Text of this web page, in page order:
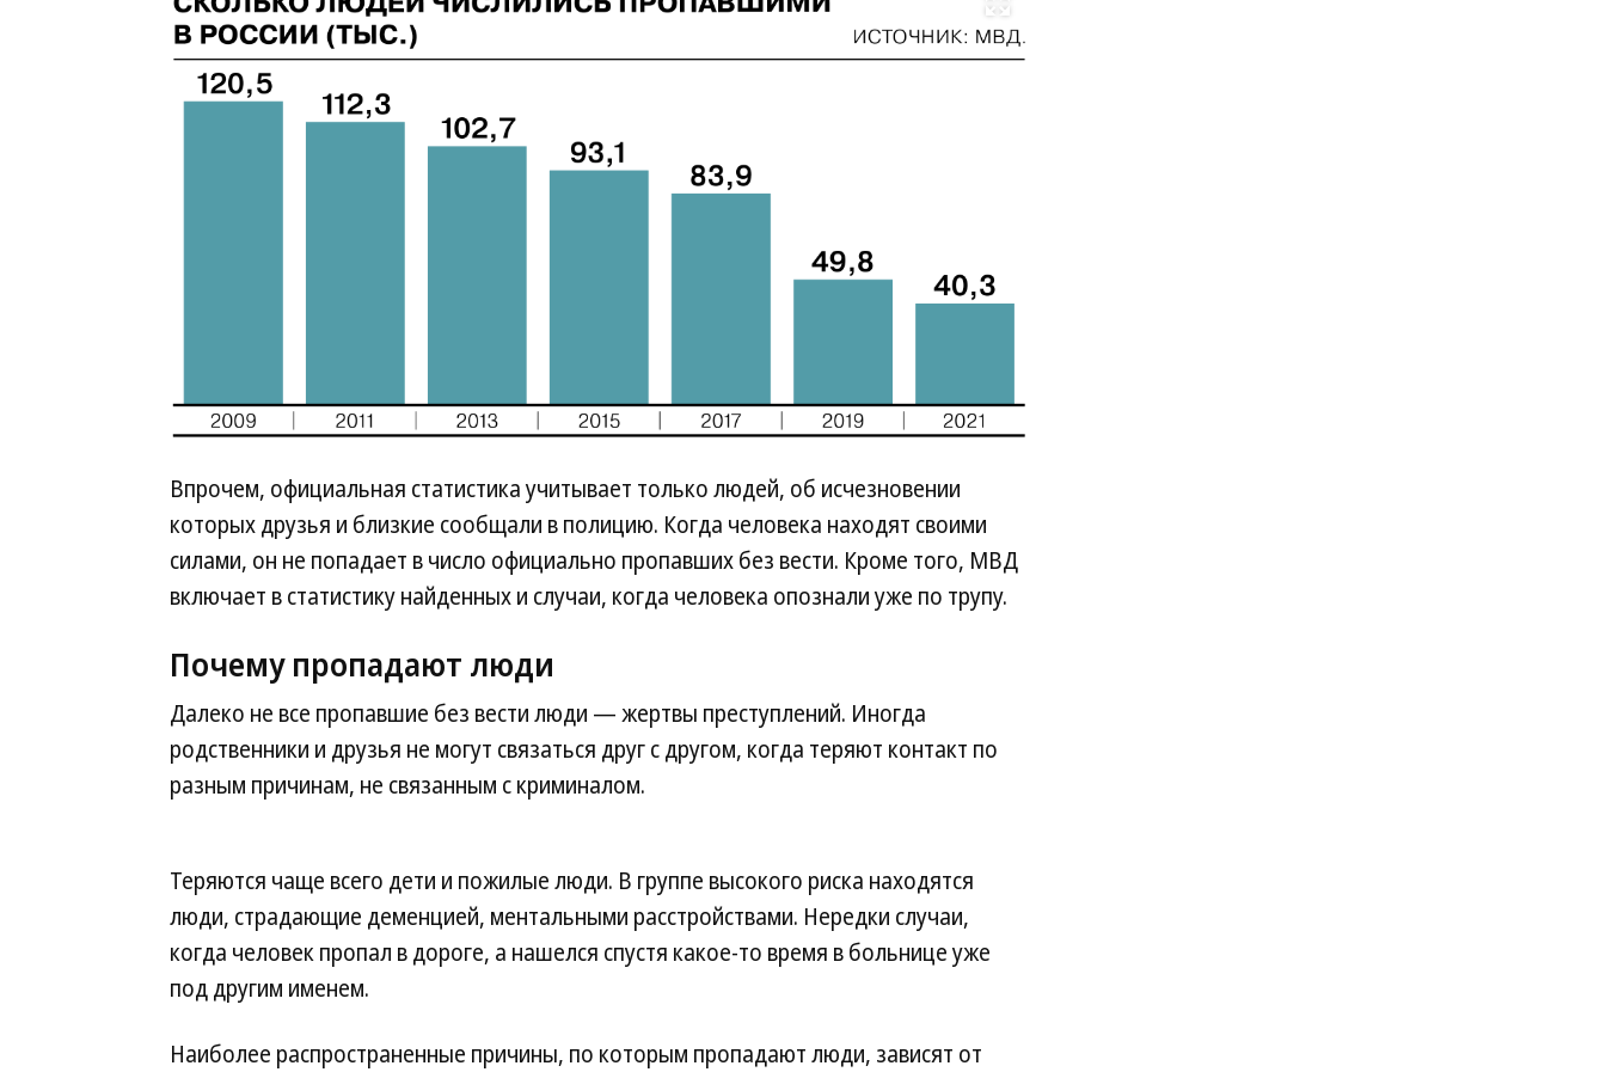
Развернуть на весь экран
Впрочем, официальная статистика учитывает только людей, об исчезновении
которых друзья и близкие сообщали в полицию. Когда человека находят своими
силами, он не попадает в число официально пропавших без вести. Кроме того, МВД
включает в статистику найденных и случаи, когда человека опознали уже по трупу.
Почему пропадают люди
Далеко не все пропавшие без вести люди — жертвы преступлений. Иногда
родственники и друзья не могут связаться друг с другом, когда теряют контакт по
разным причинам, не связанным с криминалом.
Теряются чаще всего дети и пожилые люди. В группе высокого риска находятся
люди, страдающие деменцией, ментальными расстройствами. Нередки случаи,
когда человек пропал в дороге, а нашелся спустя какое-то время в больнице уже
под другим именем.
Наиболее распространенные причины, по которым пропадают люди, зависят от